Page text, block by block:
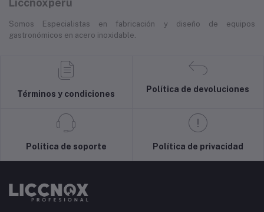
Liccnoxperu
Somos Especialistas en fabricación y diseño de equipos
gastronómicos en acero inoxidable.
Términos y condiciones
Política de devoluciones
Política de soporte Política de privacidad